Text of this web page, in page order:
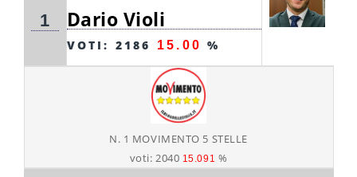
1 Dario Violi
VOTI: 2186 15.00%
N. 1 MOVIMENTO 5 STELLE
voti: 2040 15.091 %